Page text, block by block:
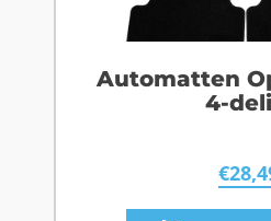
Automatten
4-
€